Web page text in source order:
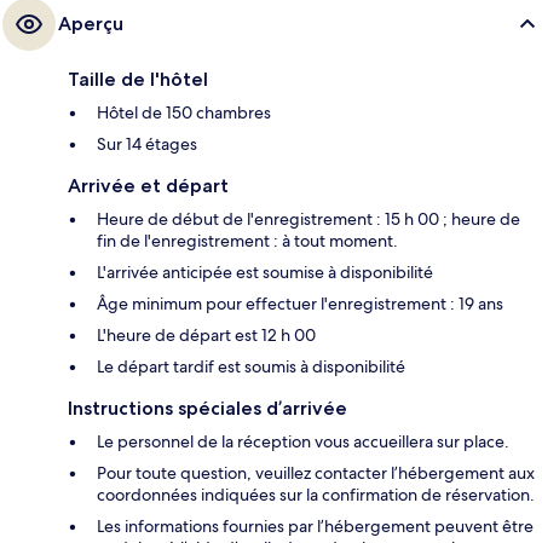
Aperçu
Taille de l'hôtel
Hôtel de 150 chambres
Sur 14 étages
Arrivée et départ
Heure de début de l'enregistrement : 15 h 00 ; heure de
fin de l'enregistrement : à tout moment.
L'arrivée anticipée est soumise à disponibilité
Âge minimum pour effectuer l'enregistrement : 19 ans
L'heure de départ est 12 h 00
Le départ tardif est soumis à disponibilité
Instructions spéciales d’arrivée
Le personnel de la réception vous accueillera sur place.
Pour toute question, veuillez contacter l’hébergement aux
coordonnées indiquées sur la confirmation de réservation.
Les informations fournies par l’hébergement peuvent être